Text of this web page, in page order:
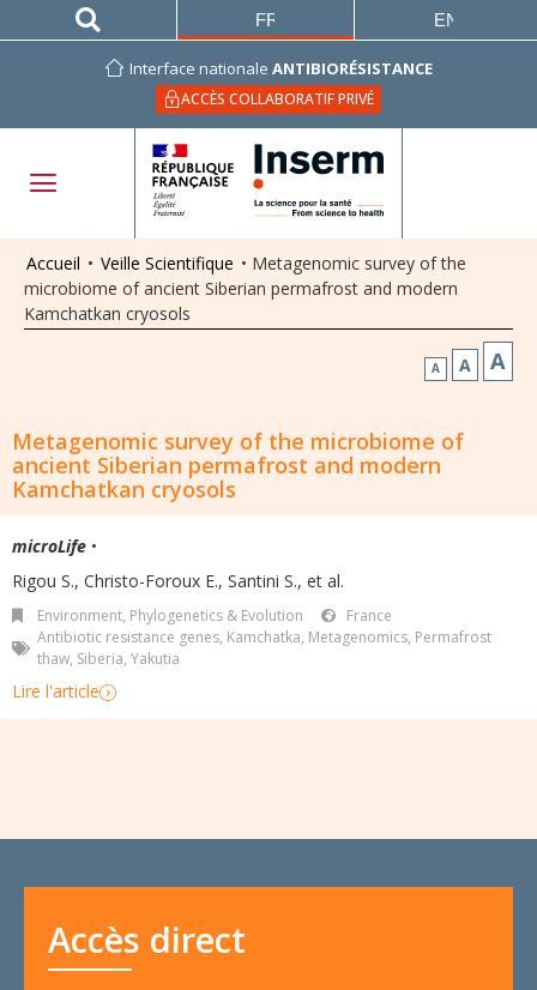
Interface nationale ANTIBIORÉSISTANCE
ACCÈS COLLABORATIF PRIVÉ
FRANÇAIS ENGLISH
Accueil • Veille Scientifique • Metagenomic survey of the
microbiome of ancient Siberian permafrost and modern
Kamchatkan cryosols
A A A
Metagenomic survey of the microbiome of
ancient Siberian permafrost and modern
Kamchatkan cryosols
microLife •
Rigou S., Christo-Foroux E., Santini S., et al.
Environment, Phylogenetics & Evolution
France
Antibiotic resistance genes, Kamchatka, Metagenomics, Permafrost
thaw, Siberia, Yakutia
Lire l'article
Accès direct